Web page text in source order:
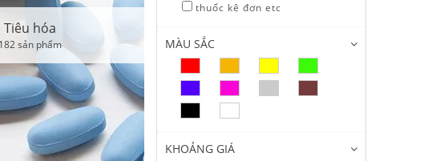
thuốc kê đơn etc
MÀU SẮC
KHOẢNG GIÁ
Tiêu hóa
182 sản phẩm
5 sản phẩm